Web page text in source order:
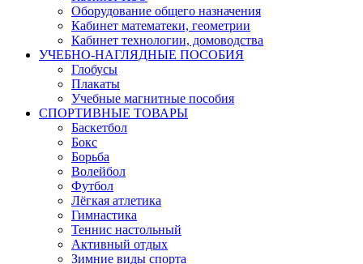
Оборудование общего назначения
Кабинет математеки, геометрии
Кабинет технологии, домоводства
УЧЕБНО-НАГЛЯДНЫЕ ПОСОБИЯ
Глобусы
Плакаты
Учебные магнитные пособия
СПОРТИВНЫЕ ТОВАРЫ
Баскетбол
Бокс
Борьба
Волейбол
Футбол
Лёгкая атлетика
Гимнастика
Теннис настольный
Активный отдых
Зимние виды спорта